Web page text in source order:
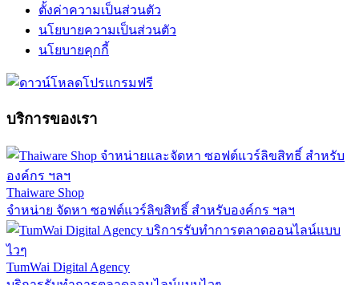
ตั้งค่าความเป็นส่วนตัว
นโยบายความเป็นส่วนตัว
นโยบายคุกกี้
บริการของเรา
Thaiware Shop
จำหน่าย จัดหา ซอฟต์แวร์ลิขสิทธิ์ สำหรับองค์กร ฯลฯ
TumWai Digital Agency